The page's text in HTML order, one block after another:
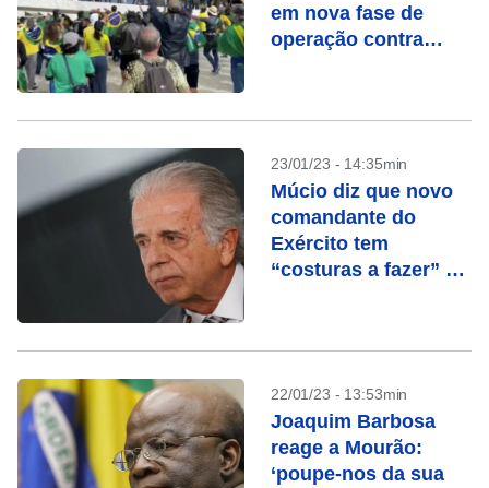
em nova fase de
operação contra
Poderes
23/01/23 - 14:35min
Múcio diz que novo
comandante do
Exército tem
“costuras a fazer” e
22/01/23 - 13:53min
Joaquim Barbosa
reage a Mourão:
‘poupe-nos da sua